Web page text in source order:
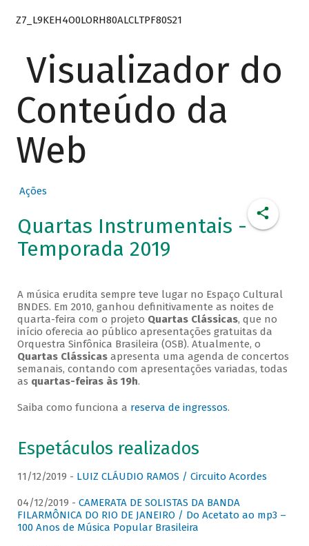
Z7_L9KEH4O0LORH80ALCLTPF80S21
Visualizador do
Conteúdo da
Web
Ações
Quartas Instrumentais -
Temporada 2019
A música erudita sempre teve lugar no Espaço Cultural
BNDES. Em 2010, ganhou definitivamente as noites de
quarta-feira com o projeto Quartas Clássicas, que no
início oferecia ao público apresentações gratuitas da
Orquestra Sinfônica Brasileira (OSB). Atualmente, o
Quartas Clássicasapresenta uma agenda de concertos
semanais, contando com apresentações variadas, todas
as quartas-feiras às 19h.
Saiba como funciona a reserva de ingressos.
Espetáculos realizados
11/12/2019 - LUIZ CLÁUDIO RAMOS / Circuito Acordes
04/12/2019 - CAMERATA DE SOLISTAS DA BANDA
FILARMÔNICA DO RIO DE JANEIRO / Do Acetato ao mp3 –
100 Anos de Música Popular Brasileira